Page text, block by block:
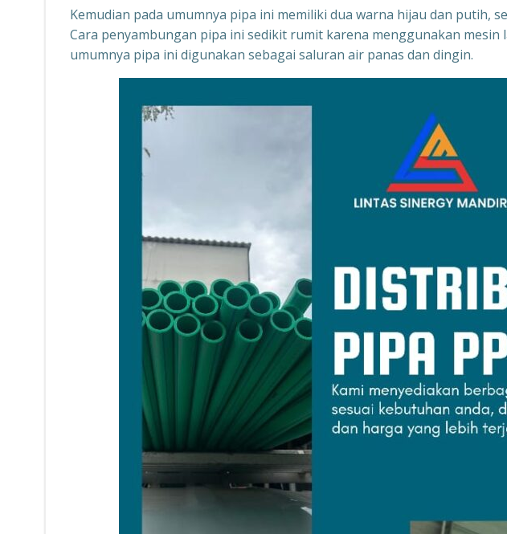
Kemudian pada umumnya pipa ini memiliki dua warna hijau dan putih,
Cara penyambungan pipa ini sedikit rumit karena menggunakan mesin
umumnya pipa ini digunakan sebagai saluran air panas dan dingin.